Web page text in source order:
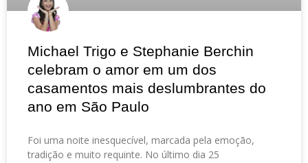
Michael Trigo e Stephanie Berchin
celebram o amor em um dos
casamentos mais deslumbrantes do
ano em São Paulo
Foi uma noite inesquecível, marcada pela emoção,
tradição e muito requinte. No último dia 25